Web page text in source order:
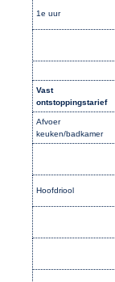
1e uur
Vast
ontstoppingstarief
Afvoer
keuken/badkamer
Hoofdriool